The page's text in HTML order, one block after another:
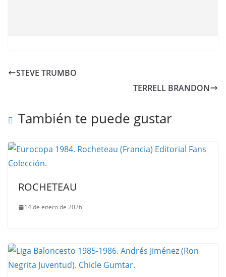
STEVE TRUMBO
TERRELL BRANDON
También te puede gustar
ROCHETEAU
14 de enero de 2026